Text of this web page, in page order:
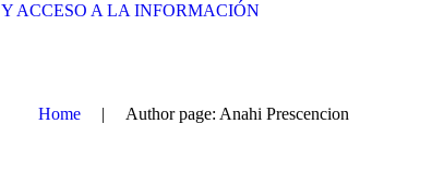
Y ACCESO A LA INFORMACIÓN
Home Author page: Anahi Prescencion